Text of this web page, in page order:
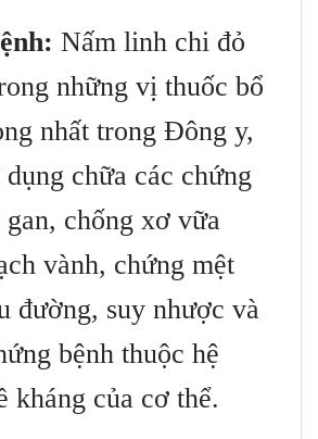
Nấm linh chi đỏ
những vị thuốc bổ
nhất trong Ðông y,
dụng chữa các chứng
gan, chống xơ vữa
vành, chứng mệt
đường, suy nhược và
bệnh thuộc hệ
kháng của cơ thể.